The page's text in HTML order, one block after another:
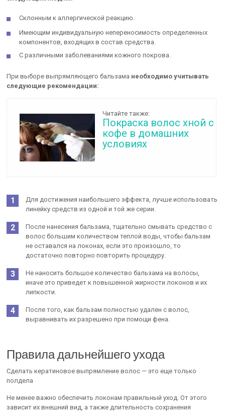
Склонным к аллергической реакцию.
Имеющим индивидуальную непереносимость определенных
компонентов, входящих в состав средства.
С различными заболеваниями кожного покрова.
При выборе выпрямляющего бальзама необходимо учитывать
следующие рекомендации:
Читайте также:
Покраска волос хной с
кофе в домашних
условиях
Для достижения наибольшего эффекта, лучше использовать
линейку средств из одной и той же серии.
После нанесения бальзама, тщательно смывать средство с
волос большим количеством теплой воды, чтобы бальзам
не оставался на локонах, если это произошло, то
достаточно повторно повторить процедуру.
Не наносить большое количество бальзама на волосы,
иначе это приведет к повышенной жирности локонов и их
липкости.
После того, как бальзам полностью удален с волос,
выравнивать их разрешено при помощи фена.
Правила дальнейшего ухода
Сделать кератиновое выпрямление волос — это еще только
полдела
Не менее важно обеспечить локонам правильный уход. От этого
зависит их внешний вид, а также длительность сохранения